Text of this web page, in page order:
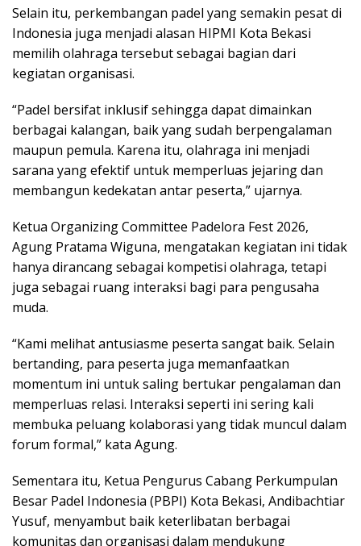
Selain itu, perkembangan padel yang semakin pesat di
Indonesia juga menjadi alasan HIPMI Kota Bekasi
memilih olahraga tersebut sebagai bagian dari
kegiatan organisasi.
“Padel bersifat inklusif sehingga dapat dimainkan
berbagai kalangan, baik yang sudah berpengalaman
maupun pemula. Karena itu, olahraga ini menjadi
sarana yang efektif untuk memperluas jejaring dan
membangun kedekatan antar peserta,” ujarnya.
Ketua Organizing Committee Padelora Fest 2026,
Agung Pratama Wiguna, mengatakan kegiatan ini tidak
hanya dirancang sebagai kompetisi olahraga, tetapi
juga sebagai ruang interaksi bagi para pengusaha
muda.
“Kami melihat antusiasme peserta sangat baik. Selain
bertanding, para peserta juga memanfaatkan
momentum ini untuk saling bertukar pengalaman dan
memperluas relasi. Interaksi seperti ini sering kali
membuka peluang kolaborasi yang tidak muncul dalam
forum formal,” kata Agung.
Sementara itu, Ketua Pengurus Cabang Perkumpulan
Besar Padel Indonesia (PBPI) Kota Bekasi, Andibachtiar
Yusuf, menyambut baik keterlibatan berbagai
komunitas dan organisasi dalam mendukung